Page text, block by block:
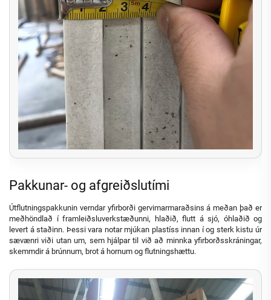
Pakkunar- og afgreiðslutími
Útflutningspakkunin verndar yfirborði gervimarmaraðsins á meðan það er
meðhöndlað í framleiðsluverkstæðunni, hlaðið, flutt á sjó, óhlaðið og
levert á staðinn. Þessi vara notar mjúkan plastíss innan í og sterk kistu úr
sævænri viði utan um, sem hjálpar til við að minnka yfirborðsskráningar,
skemmdir á brúnnum, brot á hornum og flutningshættu.